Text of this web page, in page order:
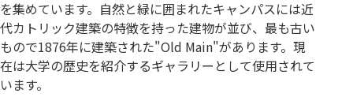
を集めています。自然と緑に囲まれたキャンパスには近
代カトリック建築の特徴を持った建物が並び、最も古い
もので1876年に建築された"Old Main"があります。現
在は大学の歴史を紹介するギャラリーとして使用されて
います。